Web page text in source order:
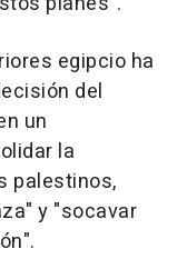
egipcio ha
del
un
la
palestinos,
y "socavar